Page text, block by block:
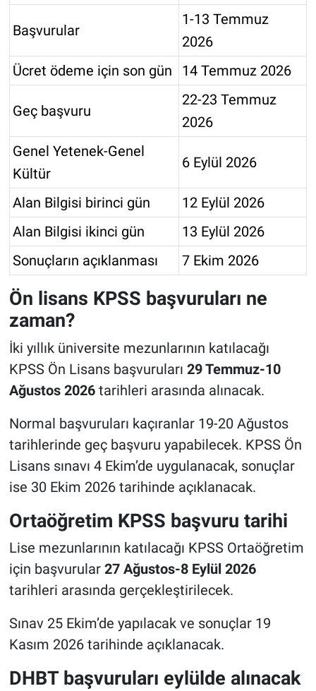
Başvurular
1-13 Temmuz
2026
Ücret ödeme için son gün
14 Temmuz 2026
Geç başvuru
22-23 Temmuz
2026
Genel Yetenek-Genel
Kültür
6 Eylül 2026
Alan Bilgisi birinci gün
12 Eylül 2026
Alan Bilgisi ikinci gün
13 Eylül 2026
Sonuçların açıklanması
7 Ekim 2026
Ön lisans KPSS başvuruları ne
zaman?
İki yıllık üniversite mezunlarının katılacağı
KPSS Ön Lisans başvuruları 29 Temmuz-10
Ağustos 2026tarihleri arasında alınacak.
Normal başvuruları kaçıranlar 19-20 Ağustos
tarihlerinde geç başvuru yapabilecek. KPSS Ön
Lisans sınavı 4 Ekim’de uygulanacak, sonuçlar
ise 30 Ekim 2026 tarihinde açıklanacak.
Ortaöğretim KPSS başvuru tarihi
Lise mezunlarının katılacağı KPSS Ortaöğretim
için başvurular 27 Ağustos-8 Eylül 2026
tarihleri arasında gerçekleştirilecek.
Sınav 25 Ekim’de yapılacak ve sonuçlar 19
Kasım 2026 tarihinde açıklanacak.
DHBT başvuruları eylülde alınacak